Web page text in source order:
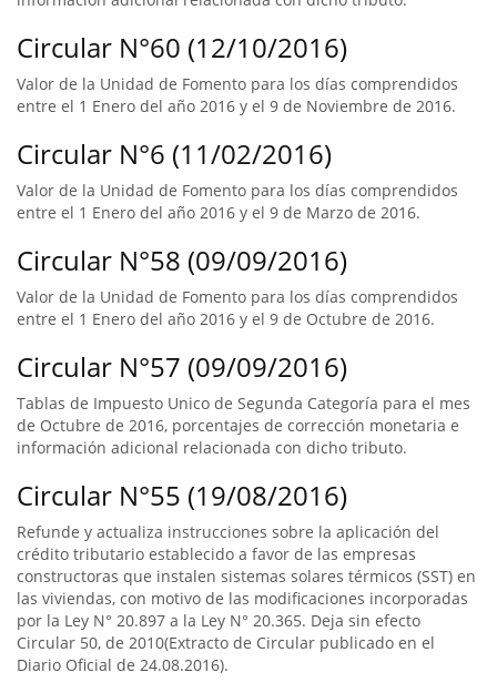
Circular N°60 (12/10/2016)
Valor de la Unidad de Fomento para los días comprendidos
entre el 1 Enero del año 2016 y el 9 de Noviembre de 2016.
Circular N°6 (11/02/2016)
Valor de la Unidad de Fomento para los días comprendidos
entre el 1 Enero del año 2016 y el 9 de Marzo de 2016.
Circular N°58 (09/09/2016)
Valor de la Unidad de Fomento para los días comprendidos
entre el 1 Enero del año 2016 y el 9 de Octubre de 2016.
Circular N°57 (09/09/2016)
Tablas de Impuesto Unico de Segunda Categoría para el mes
de Octubre de 2016, porcentajes de corrección monetaria e
información adicional relacionada con dicho tributo.
Circular N°55 (19/08/2016)
Refunde y actualiza instrucciones sobre la aplicación del
crédito tributario establecido a favor de las empresas
constructoras que instalen sistemas solares térmicos (SST) en
las viviendas, con motivo de las modificaciones incorporadas
por la Ley N° 20.897 a la Ley N° 20.365. Deja sin efecto
Circular 50, de 2010(Extracto de Circular publicado en el
Diario Oficial de 24.08.2016).